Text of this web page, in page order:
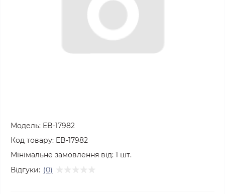
Модель: EB-17982
Код товару: EB-17982
Мінімальне замовлення від: 1 шт.
Відгуки: (0)